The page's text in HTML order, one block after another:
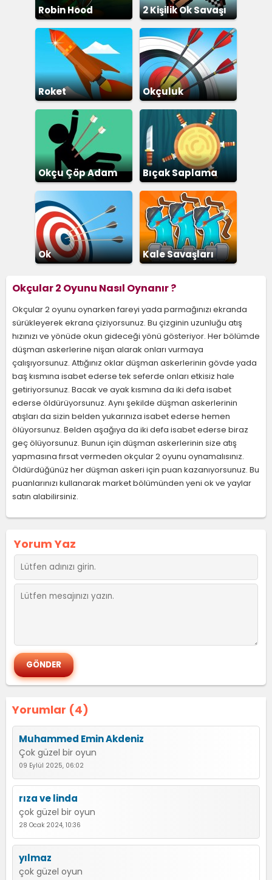
Robin Hood 2 Kişilik Ok Savaşı
Roket Okçuluk
Okçu Çöp Adam Bıçak Saplama
Ok Kale Savaşları
Okçular 2 Oyunu Nasıl Oynanır ?
Okçular 2 oyunu oynarken fareyi yada parmağınızı ekranda
sürükleyerek ekrana çiziyorsunuz. Bu çizginin uzunluğu atış
hızınızı ve yönüde okun gideceği yönü gösteriyor. Her bölümde
düşman askerlerine nişan alarak onları vurmaya
çalışıyorsunuz. Attığınız oklar düşman askerlerinin gövde yada
baş kısmına isabet ederse tek seferde onları etkisiz hale
getiriyorsunuz. Bacak ve ayak kısmına da iki defa isabet
ederse öldürüyorsunuz. Aynı şekilde düşman askerlerinin
atışları da sizin belden yukarınıza isabet ederse hemen
ölüyorsunuz. Belden aşağıya da iki defa isabet ederse biraz
geç ölüyorsunuz. Bunun için düşman askerlerinin size atış
yapmasına fırsat vermeden okçular 2 oyunu oynamalısınız.
Öldürdüğünüz her düşman askeri için puan kazanıyorsunuz. Bu
puanlarınızı kullanarak market bölümünden yeni ok ve yaylar
satın alabilirsiniz.
Yorumlar (4)
Muhammed Emin Akdeniz
Çok güzel bir oyun
09 Eylül 2025, 06:02
rıza ve linda
çok güzel bir oyun
28 Ocak 2024, 10:36
yılmaz
çok güzel oyun
Yorum Yaz